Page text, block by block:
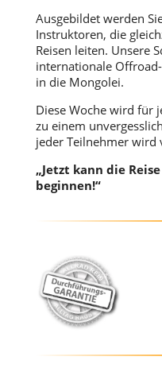
Ausgebildet werden
Instruktoren, die
Reisen leiten. Unsere
internationale
in die Mongolei.
Diese Woche wird für
zu einem
jeder Teilnehmer wird
„Jetzt kann die
beginnen!“